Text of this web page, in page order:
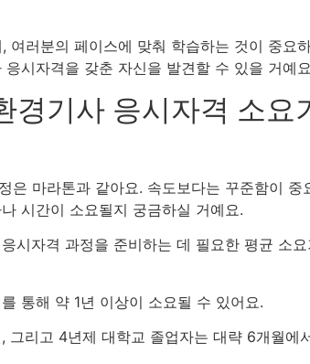
여러분의 페이스에 맞춰 학습하는 것이 중요
시자격을 갖춘 자신을 발견할 수 있을 거예
경기사 응시자격 소요
은 마라톤과 같아요. 속도보다는 꾸준함이 중
시간이 소요될지 궁금하실 거예요.
시자격 과정을 준비하는 데 필요한 평균 소
통해 약 1년 이상이 소요될 수 있어요.
그리고 4년제 대학교 졸업자는 대략 6개월에